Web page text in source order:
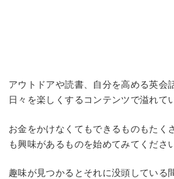
アウトドアや読書、自分を高める英会
日々を楽しくするコンテンツで溢れて
お金をかけなくてもできるものもたく
も興味があるものを始めてみてくださ
趣味が見つかるとそれに没頭している